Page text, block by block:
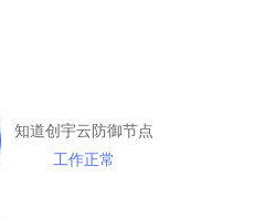
知道创宇云防御节点
工作正常